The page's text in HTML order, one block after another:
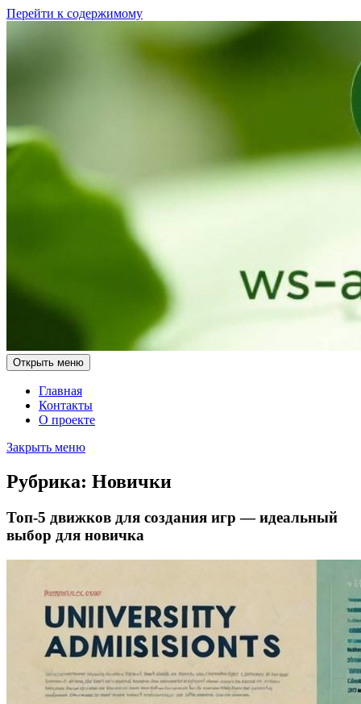
Перейти к содержимому
Открыть меню
Главная
Контакты
О проекте
Закрыть меню
Рубрика: Новички
Топ-5 движков для создания игр — идеальный
выбор для новичка